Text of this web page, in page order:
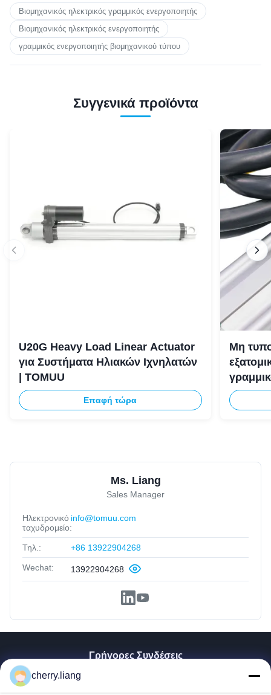
Βιομηχανικός ηλεκτρικός γραμμικός ενεργοποιητής
Βιομηχανικός ηλεκτρικός ενεργοποιητής
γραμμικός ενεργοποιητής βιομηχανικού τύπου
Συγγενικά προϊόντα
U20G Heavy Load Linear Actuator
για Συστήματα Ηλιακών Ιχνηλατών
| TOMUU
Επαφή τώρα
Μη
Ms. Liang
Sales Manager
Ηλεκτρονικό
ταχυδρομείο:
info@tomuu.com
Τηλ.: +86 13922904268
Wechat: 13922904268
Γρήγορες Συνδέσεις
Προϊόντα
cherry.liang